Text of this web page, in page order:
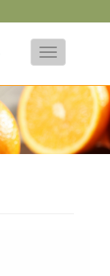
Toggle
navigation